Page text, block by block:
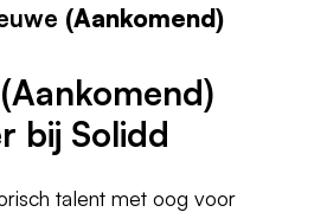
(Aankomend)
bij Solidd
talent met oog voor